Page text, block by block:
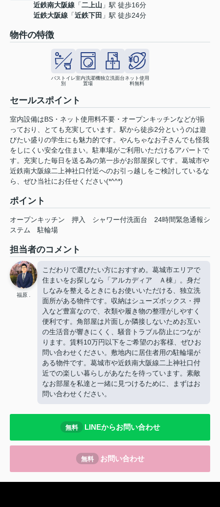
近鉄南大阪線 「二上山 」駅 徒歩16分
近鉄大阪線 「近鉄下田 」駅 徒歩24分
物件の特徴
バストイレ
別
室内洗濯機
置場
独立洗面台ネット使用
料無料
セールスポイント
室内設備はBS・ネット使用料不要・オープンキッチンなどが揃
っており、とても充実しています。駅から徒歩2分というのは遊
びたい盛りの学生にも魅力的です。やんちゃなお子さんでも怪我
をしにくい安全な住まい。駐車場がご利用いただけるアパートで
す。充実した毎日を送る為の第一歩がお部屋探しです。葛城市や
近鉄南大阪線二上神社口付近へのお引っ越しをご検討しているな
ら、ぜひ当社にお任せください(*^^*)
ポイント
オープンキッチン 押入 シャワー付洗面台
24時間緊急通報シ
ステム
駐輪場
担当者のコメント
福原 .
こだわりで選びたい方におすすめ。葛城市エリアで
住まいをお探しなら「アルカディア Ａ棟」。身だ
しなみを整えるときにもお使いいただける、独立洗
面所がある物件です。収納はシューズボックス・押
入など豊富なので、衣類や履き物の整理がしやすく
便利です。角部屋は片面しか隣接しないためお互い
の生活音が響きにくく、騒音トラブル防止につなが
ります。賃料10万円以下をご希望のお客様、ぜひお
問い合わせください。敷地内に居住者用の駐輪場が
ある物件です。葛城市や近鉄南大阪線二上神社口付
近での楽しい暮らしがあなたを待っています。素敵
なお部屋を私達と一緒に見つけるために、まずはお
問い合わせください。
無料 LINEからお問い合わせ
無料 お問い合わせ